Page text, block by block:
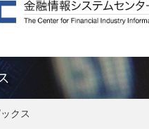
ックス